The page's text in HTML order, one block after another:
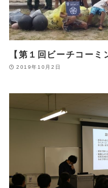
【第１回ビーチコー
2019年10月2日